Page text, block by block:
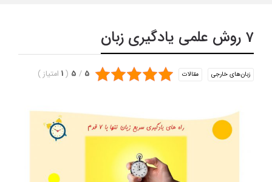
7 روش علمی یادگیری زبان
زبان‌های خارجی مقالات 5
/
5
(
1 امتیاز)